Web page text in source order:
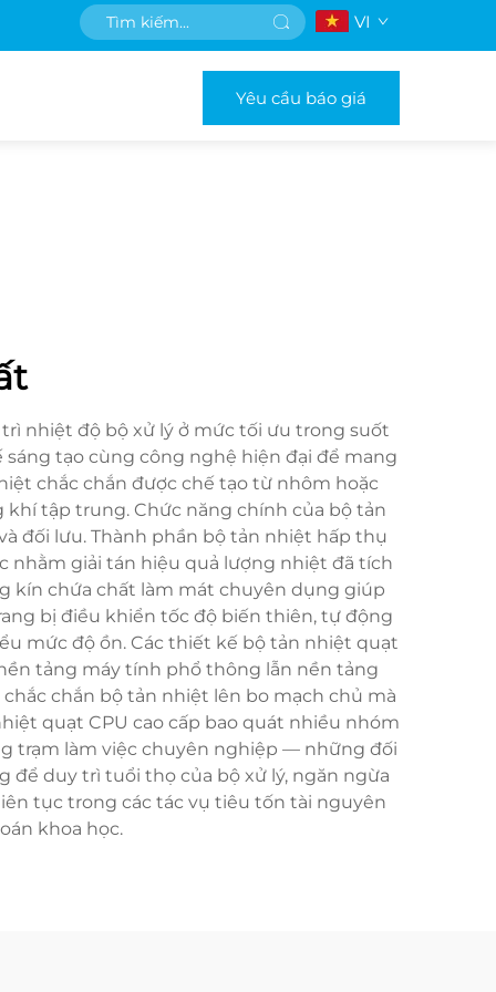
VI
Yêu cầu báo giá
nhiệt độ bộ xử lý ở mức tối ưu trong suốt
tạo cùng công nghệ hiện đại để mang
chắc chắn được chế tạo từ nhôm hoặc
tập trung. Chức năng chính của bộ tản
đối lưu. Thành phần bộ tản nhiệt hấp thụ
nhằm giải tán hiệu quả lượng nhiệt đã tích
kín chứa chất làm mát chuyên dụng giúp
bị điều khiển tốc độ biến thiên, tự động
mức độ ồn. Các thiết kế bộ tản nhiệt quạt
tảng máy tính phổ thông lẫn nền tảng
chắn bộ tản nhiệt lên bo mạch chủ mà
quạt CPU cao cấp bao quát nhiều nhóm
trạm làm việc chuyên nghiệp — những đối
để duy trì tuổi thọ của bộ xử lý, ngăn ngừa
tục trong các tác vụ tiêu tốn tài nguyên
khoa học.